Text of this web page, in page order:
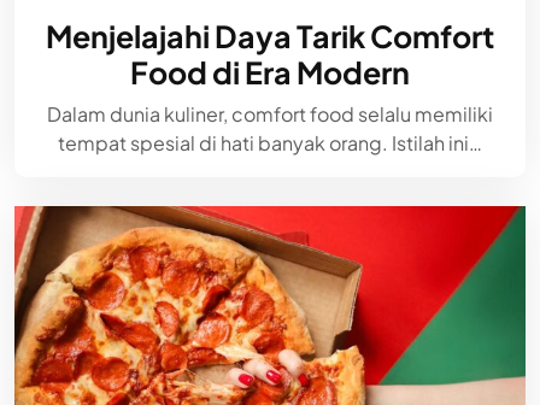
Menjelajahi Daya Tarik Comfort
Food di Era Modern
Dalam dunia kuliner, comfort food selalu memiliki
tempat spesial di hati banyak orang. Istilah ini…